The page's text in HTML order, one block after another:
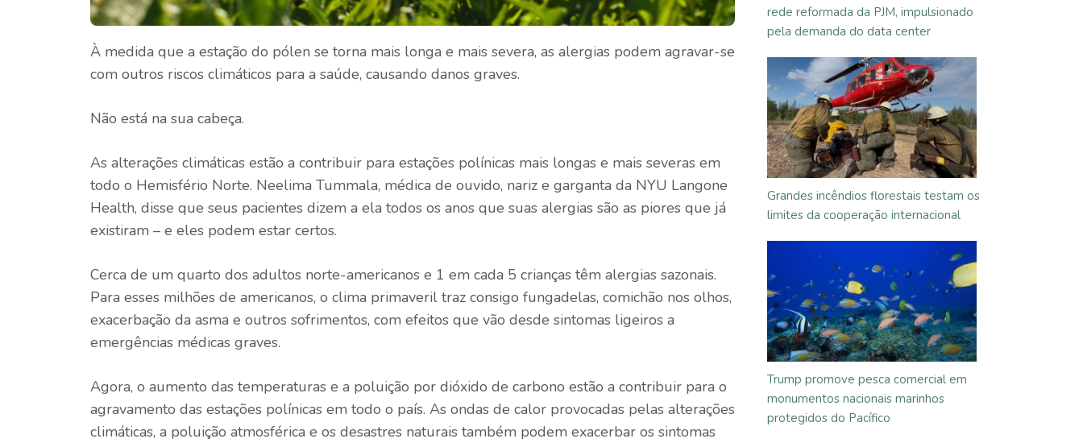
À medida que a estação do pólen se torna mais longa e mais severa, as alergias podem agravar-se
com outros riscos climáticos para a saúde, causando danos graves.
Não está na sua cabeça.
As alterações climáticas estão a contribuir para estações polínicas mais longas e mais severas em
todo o Hemisfério Norte. Neelima Tummala, médica de ouvido, nariz e garganta da NYU Langone
Health, disse que seus pacientes dizem a ela todos os anos que suas alergias são as piores que já
existiram – e eles podem estar certos.
Cerca de um quarto dos adultos norte-americanos e 1 em cada 5 crianças têm alergias sazonais.
Para esses milhões de americanos, o clima primaveril traz consigo fungadelas, comichão nos olhos,
exacerbação da asma e outros sofrimentos, com efeitos que vão desde sintomas ligeiros a
emergências médicas graves.
Agora, o aumento das temperaturas e a poluição por dióxido de carbono estão a contribuir para o
agravamento das estações polínicas em todo o país. As ondas de calor provocadas pelas alterações
climáticas, a poluição atmosférica e os desastres naturais também podem exacerbar os sintomas
rede reformada da PJM, impulsionado
pela demanda do data center
Grandes incêndios florestais testam os
limites da cooperação internacional
Trump promove pesca comercial em
monumentos nacionais marinhos
protegidos do Pacífico